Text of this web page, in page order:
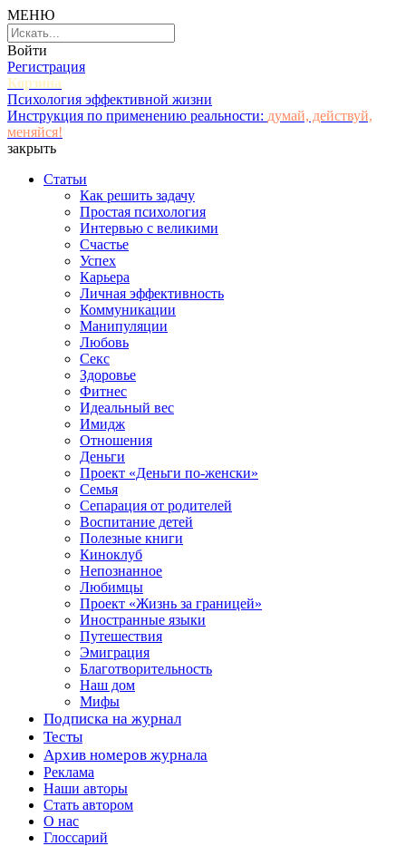
МЕНЮ
Войти
Регистрация
Корзина
Психология эффективной жизни
Инструкция по применению реальности: думай, действуй,
меняйся!
закрыть
Статьи
Как решить задачу
Простая психология
Интервью с великими
Счастье
Успех
Карьера
Личная эффективность
Коммуникации
Манипуляции
Любовь
Секс
Здоровье
Фитнес
Идеальный вес
Имидж
Отношения
Деньги
Проект «Деньги по-женски»
Семья
Сепарация от родителей
Воспитание детей
Полезные книги
Киноклуб
Непознанное
Любимцы
Проект «Жизнь за границей»
Иностранные языки
Путешествия
Эмиграция
Благотворительность
Наш дом
Мифы
Подписка на журнал
Тесты
Архив номеров журнала
Реклама
Наши авторы
Стать автором
О нас
Глоссарий